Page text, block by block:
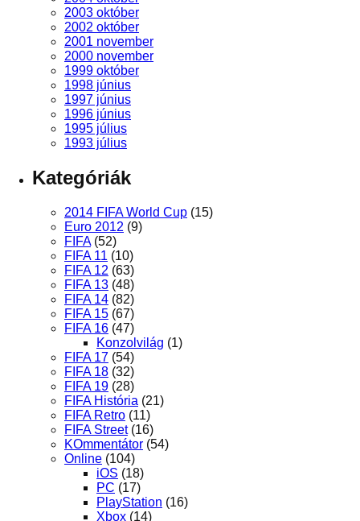
2003 október
2002 október
2001 november
2000 november
1999 október
1998 június
1997 június
1996 június
1995 július
1993 július
Kategóriák
2014 FIFA World Cup (15)
Euro 2012 (9)
FIFA(52)
FIFA 11 (10)
FIFA 12 (63)
FIFA 13 (48)
FIFA 14 (82)
FIFA 15 (67)
FIFA 16 (47)
Konzolvilág (1)
FIFA 17 (54)
FIFA 18 (32)
FIFA 19 (28)
FIFA História (21)
FIFA Retro (11)
FIFA Street(16)
KOmmentátor (54)
Online (104)
iOS (18)
PC (17)
PlayStation (16)
Xbox (14)